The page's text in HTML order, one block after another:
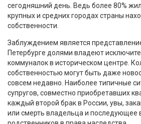
сегодняшний день. Ведь более 80%
крупных и средних городах страны
собственности.
Заблуждением является
Петербурге долями владеют
коммуналок в историческом центре.
собственностью могут быть даже
совсем недавно. Наиболее типичные
супругов, совместно приобретавших
каждый второй брак в России, увы,
или смерть владельца и последующее